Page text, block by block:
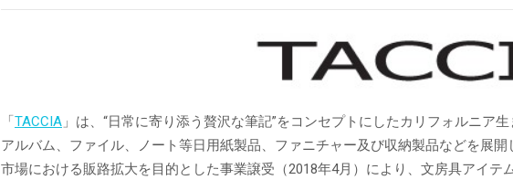
「TACCIA 」は、“日常に寄り添う贅沢な筆記”をコンセプトにしたカリフォルニア
アルバム、ファイル、ノート等日用紙製品、ファニチャー及び収納製品などを展
市場における販路拡大を目的とした事業譲受（2018年4月）により、文房具アイ